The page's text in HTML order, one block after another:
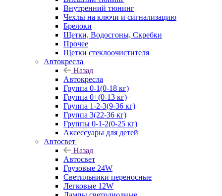
Внутренний тюнинг
Чехлы на ключи и сигнализацию
Брелоки
Щетки, Водосгоны, Скребки
Прочее
Щетки стеклоочистителя
Автокресла
Назад
Автокресла
Группа 0-1(0-18 кг)
Группа 0+(0-13 кг)
Группа 1-2-3(9-36 кг)
Группа 3(22-36 кг)
Группы 0-1-2(0-25 кг)
Аксессуары для детей
Автосвет
Назад
Автосвет
Грузовые 24W
Светильники переносные
Легковые 12W